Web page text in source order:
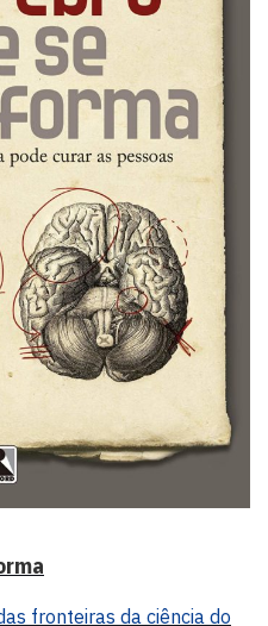
fronteiras da ciência do